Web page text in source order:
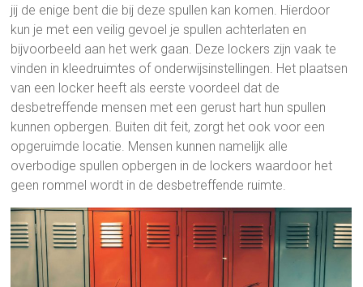
jij de enige bent die bij deze spullen kan komen. Hierdoor
kun je met een veilig gevoel je spullen achterlaten en
bijvoorbeeld aan het werk gaan. Deze lockers zijn vaak te
vinden in kleedruimtes of onderwijsinstellingen. Het plaatsen
van een locker heeft als eerste voordeel dat de
desbetreffende mensen met een gerust hart hun spullen
kunnen opbergen. Buiten dit feit, zorgt het ook voor een
opgeruimde locatie. Mensen kunnen namelijk alle
overbodige spullen opbergen in de lockers waardoor het
geen rommel wordt in de desbetreffende ruimte.